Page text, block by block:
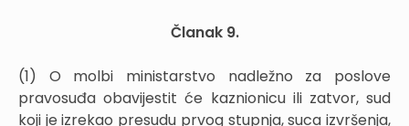
Članak 9.
(1) O molbi ministarstvo nadležno za poslove
pravosuđa obavijestit će kaznionicu ili zatvor, sud
koji je izrekao presudu prvog stupnja, suca izvršenja,